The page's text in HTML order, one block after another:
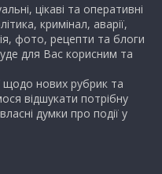
цікаві та оперативні
кримінал, аварії,
фото, рецепти та блоги
для Вас корисним та
щодо нових рубрик та
відшукати потрібну
думки про події у